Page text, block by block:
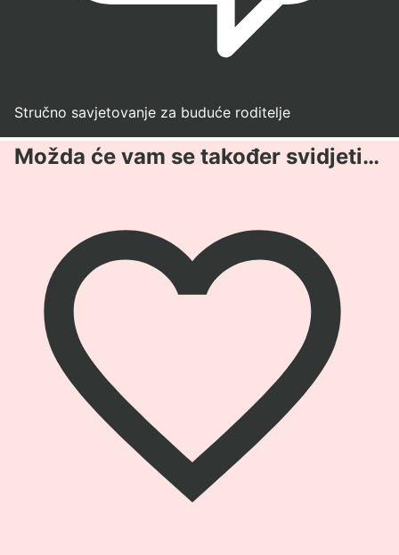
Stručno savjetovanje za buduće roditelje
Možda će vam se također svidjeti…